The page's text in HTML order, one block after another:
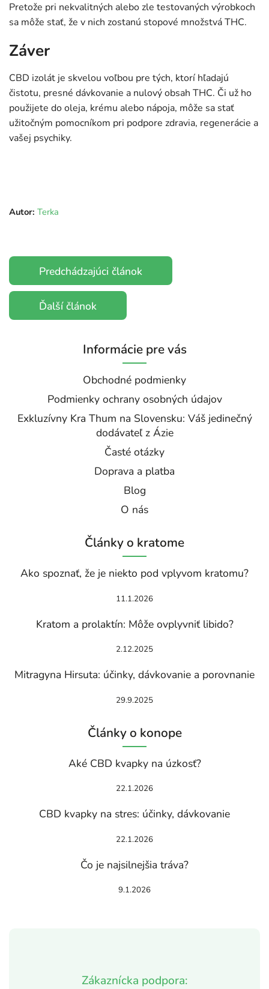
Pretože pri nekvalitných alebo zle testovaných výrobkoch
sa môže stať, že v nich zostanú stopové množstvá THC.
Záver
CBD izolát je skvelou voľbou pre tých, ktorí hľadajú
čistotu, presné dávkovanie a nulový obsah THC. Či už ho
použijete do oleja, krému alebo nápoja, môže sa stať
užitočným pomocníkom pri podpore zdravia, regenerácie a
vašej psychiky.
Autor: Terka
Predchádzajúci článok
Ďalší článok
Zákaznícka podpora:
Informácie pre vás
Obchodné podmienky
Podmienky ochrany osobných údajov
Exkluzívny Kra Thum na Slovensku: Váš jedinečný
dodávateľ z Ázie
Časté otázky
Doprava a platba
Blog
O nás
Články o kratome
Ako spoznať, že je niekto pod vplyvom kratomu?
11.1.2026
Kratom a prolaktín: Môže ovplyvniť libido?
2.12.2025
Mitragyna Hirsuta: účinky, dávkovanie a porovnanie
29.9.2025
Články o konope
Aké CBD kvapky na úzkosť?
22.1.2026
CBD kvapky na stres: účinky, dávkovanie
22.1.2026
Čo je najsilnejšia tráva?
9.1.2026